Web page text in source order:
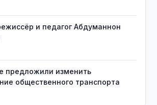
и педагог Абдуманнон
предложили изменить
общественного транспорта